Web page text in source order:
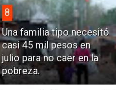
8
Una familia tipo necesitó
casi 45 mil pesos en
julio para no caer en la
pobreza.